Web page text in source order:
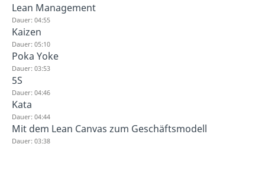
Lean Management
Dauer: 04:55
Kaizen
Dauer: 05:10
Poka Yoke
Dauer: 03:53
5S
Dauer: 04:46
Kata
Dauer: 04:44
Mit dem Lean Canvas zum Geschäftsmodell
Dauer: 03:38